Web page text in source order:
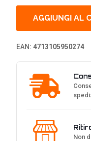
Middle
Vetro
Temperato
quantità
AGGIUNGI AL
EAN: 4713105950274
Non